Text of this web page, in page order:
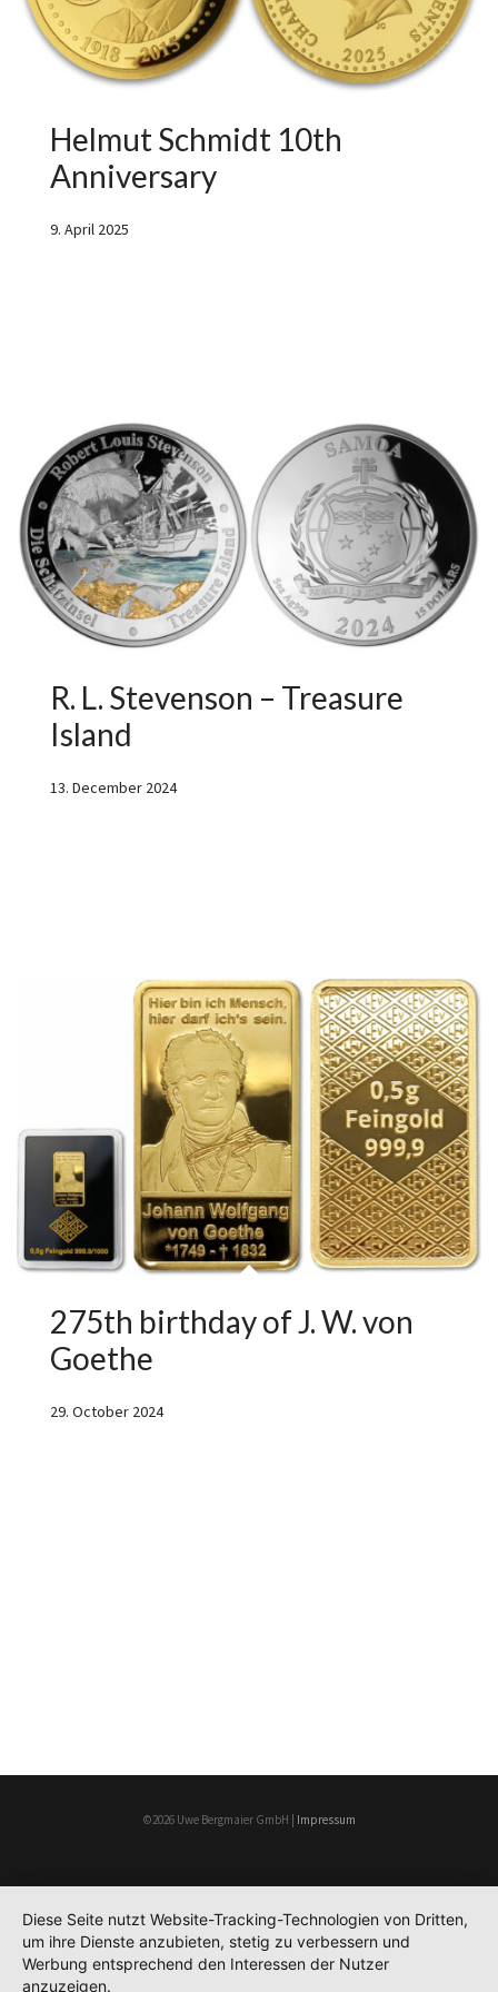
Helmut Schmidt 10th
Anniversary
9. April 2025
R. L. Stevenson – Treasure
Island
13. December 2024
275th birthday of J. W. von
Goethe
29. October 2024
©2026 Uwe Bergmaier GmbH | Impressum
Diese Seite nutzt Website-Tracking-Technologien von Dritten,
um ihre Dienste anzubieten, stetig zu verbessern und
Werbung entsprechend den Interessen der Nutzer
anzuzeigen.